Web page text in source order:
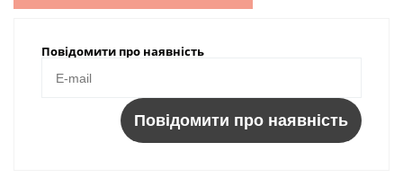
Повідомити про наявність
Повідомити про наявність